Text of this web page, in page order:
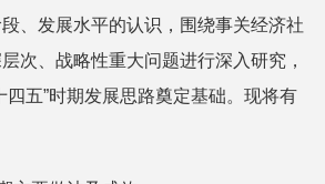
、发展水平的认识，围绕事关经济社
次、战略性重大问题进行深入研究，
四五”时期发展思路奠定基础。现将有